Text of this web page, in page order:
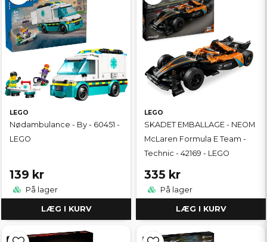
LEGO
Nødambulance - By - 60451 -
LEGO
139 kr
På lager
LÆG I KURV
LEGO
SKADET EMBALLAGE - NEOM
McLaren Formula E Team -
Technic - 42169 - LEGO
335 kr
På lager
LÆG I KURV